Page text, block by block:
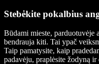
Stebėkite pokalbius
Būdami mieste, parduotuvėje
bendrauja kiti. Tai ypač
Taip pamatysite, kaip
padavėju, praplėsite žodyną ir